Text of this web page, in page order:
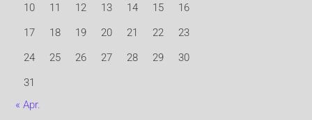
10
11 12 13 14 15
16
17
18 19 20 21 22
23
24
25 26 27 28 29
30
31
« Apr.